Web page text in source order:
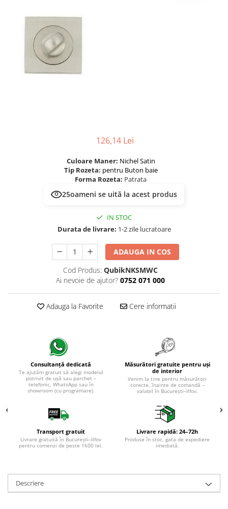
Timeless 12mm
Woodstock 8mm
Woodstock PRO 8mm
Woodstock XL 10mm
Woodstock XL 8mm
Kaindl - Laminat
Advanced 8 mm
Evolution 12 mm
Exquisit 8 mm
Herringbone 8 mm
Mammut 12 mm
Progress 10 mm
Robusto 12 mm
126,14 Lei
Culoare Maner: Nichel Satin
Tip Rozeta: pentru Buton baie
Forma Rozeta: Patrata
25oameni se uită la acest produs
IN STOC
Durata de livrare: 1-2 zile lucratoare
ADAUGA IN COS
Cod Produs: QubikNKSMWC
Ai nevoie de ajutor? 0752 071 000
Adauga la Favorite Cere informatii
Consultanță dedicată
Te ajutăm gratuit să alegi modelul
potrivit de ușă sau parchet –
telefonic, WhatsApp sau în
showroom (cu programare).
Măsurători gratuite pentru uși
de interior
Venim la tine pentru măsurători
corecte, înainte de comandă –
valabil în București–Ilfov.
Transport gratuit
Livrare gratuită în București–Ilfov
pentru comenzi de peste 1600 lei.
Livrare rapidă: 24–72h
Produse în stoc, gata de expediere
imediată.
Descriere